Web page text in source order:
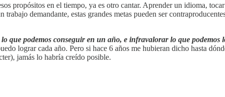
propósitos en el tiempo, ya es otro cantar. Aprender un idioma,
demandante, estas grandes metas pueden ser
lo que podemos conseguir en un año, e infravalorar lo que podemos
lograr cada año. Pero si hace 6 años me hubieran dicho hasta
jamás lo habría creído posible.